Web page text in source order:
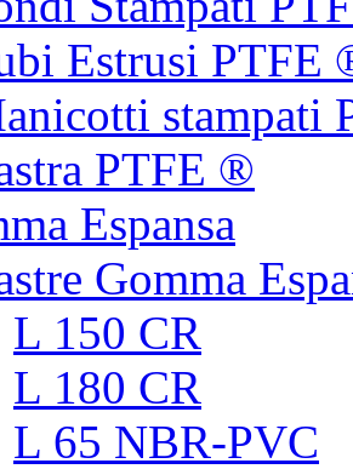
Estrusi PTFE
stampati
PTFE ®
Espansa
Gomma
L 150 CR
L 180 CR
L 65 NBR-PVC